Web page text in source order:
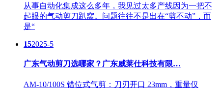
从事自动化集成这么多年，我见过太多产线因为一把不
起眼的气动剪刀趴窝。问题往往不是出在“剪不动”，而
是“
152025-5
广东气动剪刀选哪家？广东威莱仕科技有限…
AM-10/100S 错位式气剪：刀刃开口 23mm，重量仅